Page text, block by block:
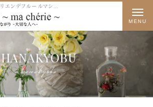
HANAKYOBU
hanakyobu
t
o